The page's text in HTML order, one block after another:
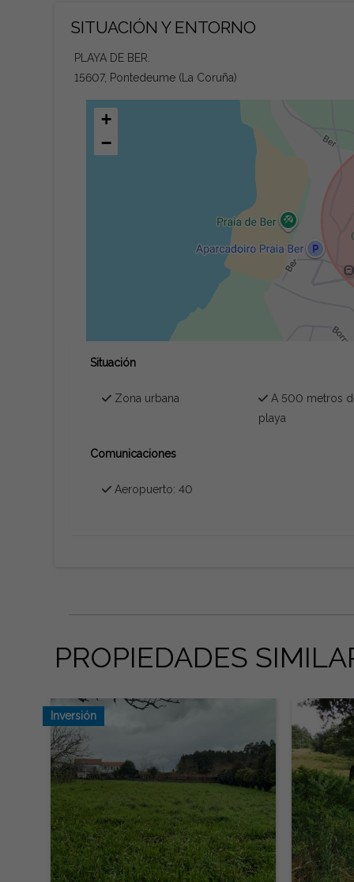
SITUACIÓN Y ENTORNO
PLAYA DE BER.
15607, Pontedeume (La Coruña)
+
−
Situación
Zona urbana
A 500 metros
playa
Comunicaciones
Aeropuerto: 40
PROPIEDADES
Inversión